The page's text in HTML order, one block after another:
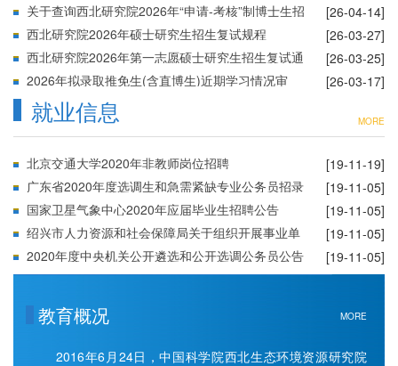
关于查询西北研究院2026年“申请-考核”制博士生招
生一般考核笔试成绩的通知
[26-04-14]
西北研究院2026年硕士研究生招生复试规程
[26-03-27]
西北研究院2026年第一志愿硕士研究生招生复试通
知
[26-03-25]
2026年拟录取推免生(含直博生)近期学习情况审
查、政审通知
[26-03-17]
就业信息 MORE
北京交通大学2020年非教师岗位招聘
[19-11-19]
广东省2020年度选调生和急需紧缺专业公务员招录
公告
[19-11-05]
国家卫星气象中心2020年应届毕业生招聘公告
[19-11-05]
绍兴市人力资源和社会保障局关于组织开展事业单
位公开招聘高层次人才的公告(二)
[19-11-05]
2020年度中央机关公开遴选和公开选调公务员公告
[19-11-05]
教育概况 MORE
2016年6月24日，中国科学院西北生态环境资源研究院